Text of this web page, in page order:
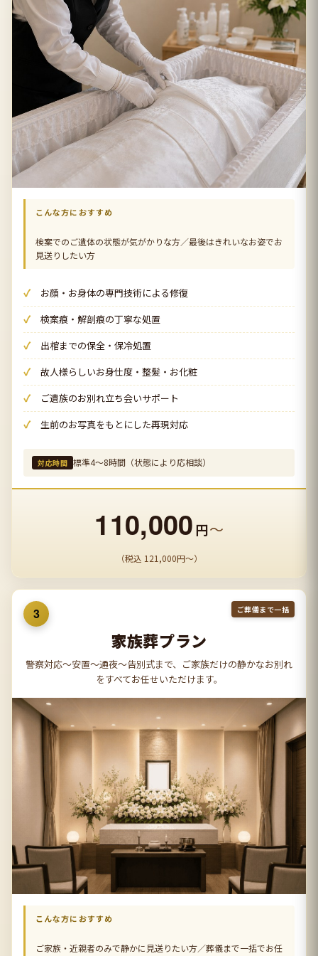
こんな方におすすめ
検案でのご遺体の状態が気がかりな方／最後はきれいなお姿でお
見送りしたい方
お顔・お身体の専門技術による修復
検案痕・解剖痕の丁寧な処置
出棺までの保全・保冷処置
故人様らしいお身仕度・整髪・お化粧
ご遺族のお別れ立ち会いサポート
生前のお写真をもとにした再現対応
対応時間 標準4〜8時間（状態により応相談）
110,000円〜
（税込 121,000円〜）
3 ご葬儀まで一括
家族葬プラン
警察対応〜安置〜通夜〜告別式まで、ご家族だけの静かなお別れ
をすべてお任せいただけます。
こんな方におすすめ
ご家族・近親者のみで静かに見送りたい方／葬儀まで一括でお任